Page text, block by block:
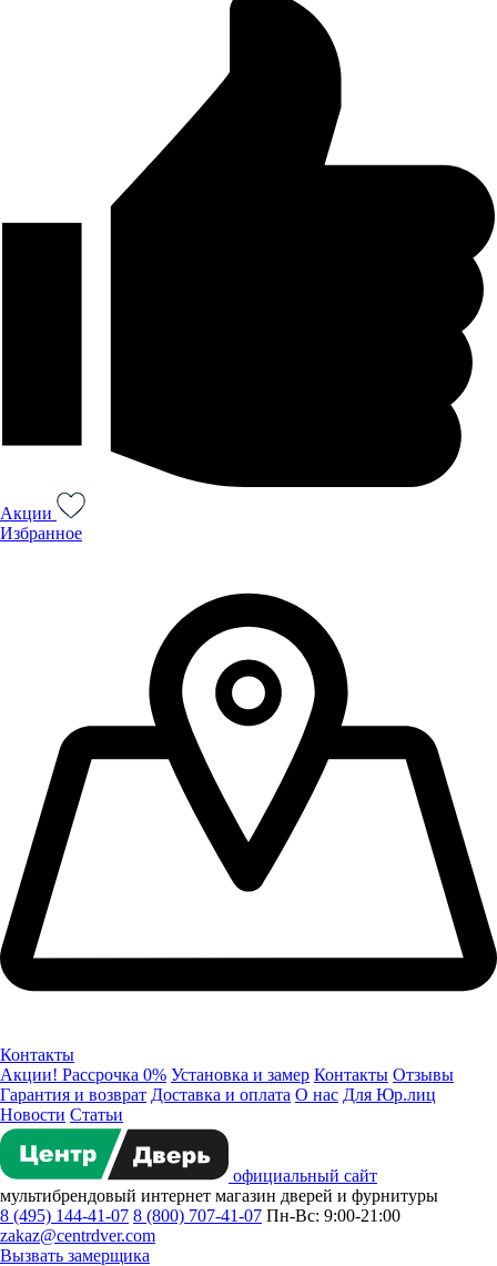
Акции
Избранное
Контакты
Акции! Рассрочка 0% Установка и замер Контакты Отзывы
Гарантия и возврат Доставка и оплата О нас Для Юр.лиц
Новости Статьи
официальный сайт
мультибрендовый интернет магазин дверей и фурнитуры
8 (495) 144-41-07 8 (800) 707-41-07 Пн-Вс: 9:00-21:00
zakaz@centrdver.com
Вызвать замерщика